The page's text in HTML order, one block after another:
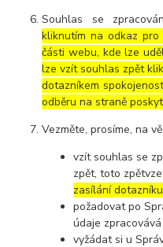
Souhlas se
kliknutím na odkaz
části webu, kde lze
lze vzít souhlas zpět
dotazníkem
odběru na straně
Vezměte, prosíme, na
vzít souhlas se
zpět, toto
zasílání
požadovat po
údaje zpracovává
vyžádat si u